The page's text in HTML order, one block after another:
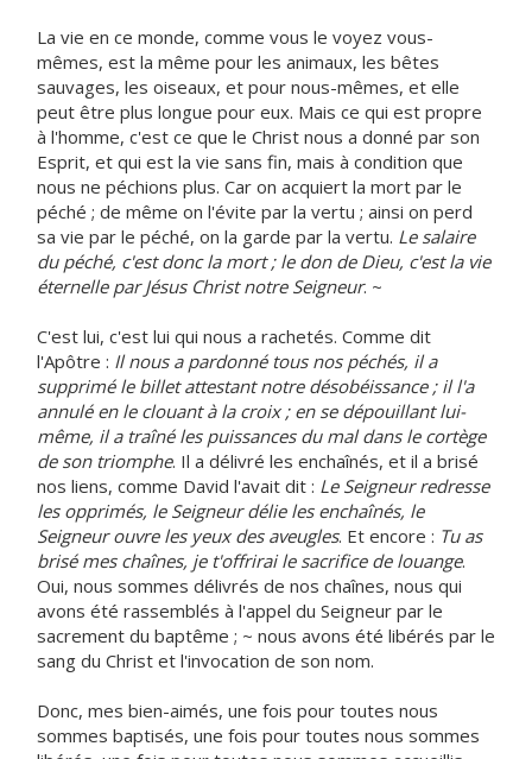
La vie en ce monde, comme vous le voyez vous-
mêmes, est la même pour les animaux, les bêtes
sauvages, les oiseaux, et pour nous-mêmes, et elle
peut être plus longue pour eux. Mais ce qui est propre
à l'homme, c'est ce que le Christ nous a donné par son
Esprit, et qui est la vie sans fin, mais à condition que
nous ne péchions plus. Car on acquiert la mort par le
péché ; de même on l'évite par la vertu ; ainsi on perd
sa vie par le péché, on la garde par la vertu. Le salaire
du péché, c'est donc la mort ; le don de Dieu, c'est la vie
éternelle par Jésus Christ notre Seigneur. ~
C'est lui, c'est lui qui nous a rachetés. Comme dit
l'Apôtre : Il nous a pardonné tous nos péchés, il a
supprimé le billet attestant notre désobéissance ; il l'a
annulé en le clouant à la croix ; en se dépouillant lui-
même, il a traîné les puissances du mal dans le cortège
de son triomphe. Il a délivré les enchaînés, et il a brisé
nos liens, comme David l'avait dit : Le Seigneur redresse
les opprimés, le Seigneur délie les enchaînés, le
Seigneur ouvre les yeux des aveugles. Et encore : Tu as
brisé mes chaînes, je t'offrirai le sacrifice de louange.
Oui, nous sommes délivrés de nos chaînes, nous qui
avons été rassemblés à l'appel du Seigneur par le
sacrement du baptême ; ~ nous avons été libérés par le
sang du Christ et l'invocation de son nom.
Donc, mes bien-aimés, une fois pour toutes nous
sommes baptisés, une fois pour toutes nous sommes